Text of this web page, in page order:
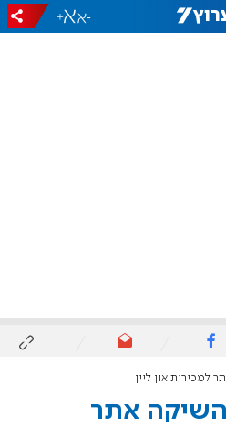
-
+
למכירות און ליין
אתר